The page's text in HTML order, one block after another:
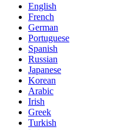
English
French
German
Portuguese
Spanish
Russian
Japanese
Korean
Arabic
Irish
Greek
Turkish